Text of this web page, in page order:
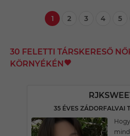
1 2 3 4 5
30 FELETTI TÁRSKERESŐ
KÖRNYÉKÉN
35 ÉVES ZÁDORFALVAI